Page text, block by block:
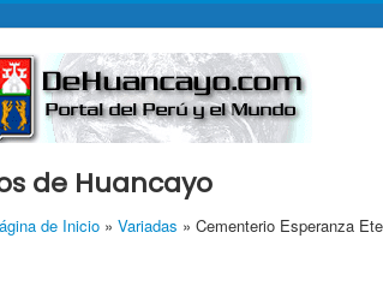
de Huancayo
de Inicio » Variadas » Cementerio Esperanza